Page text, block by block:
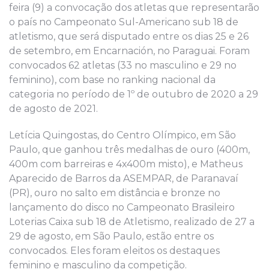
feira (9) a convocação dos atletas que representarão
o país no Campeonato Sul-Americano sub 18 de
atletismo, que será disputado entre os dias 25 e 26
de setembro, em Encarnación, no Paraguai. Foram
convocados 62 atletas (33 no masculino e 29 no
feminino), com base no ranking nacional da
categoria no período de 1º de outubro de 2020 a 29
de agosto de 2021.
Letícia Quingostas, do Centro Olímpico, em São
Paulo, que ganhou três medalhas de ouro (400m,
400m com barreiras e 4x400m misto), e Matheus
Aparecido de Barros da ASEMPAR, de Paranavaí
(PR), ouro no salto em distância e bronze no
lançamento do disco no Campeonato Brasileiro
Loterias Caixa sub 18 de Atletismo, realizado de 27 a
29 de agosto, em São Paulo, estão entre os
convocados. Eles foram eleitos os destaques
feminino e masculino da competição.